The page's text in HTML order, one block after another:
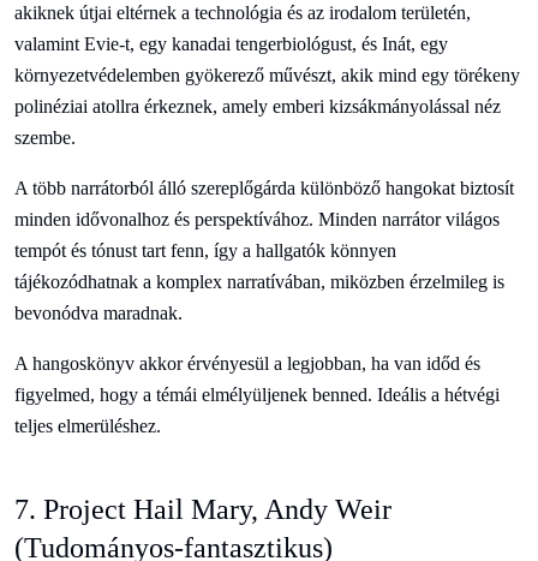
akiknek útjai eltérnek a technológia és az irodalom területén,
valamint Evie-t, egy kanadai tengerbiológust, és Inát, egy
környezetvédelemben gyökerező művészt, akik mind egy törékeny
polinéziai atollra érkeznek, amely emberi kizsákmányolással néz
szembe.
A több narrátorból álló szereplőgárda különböző hangokat biztosít
minden idővonalhoz és perspektívához. Minden narrátor világos
tempót és tónust tart fenn, így a hallgatók könnyen
tájékozódhatnak a komplex narratívában, miközben érzelmileg is
bevonódva maradnak.
A hangoskönyv akkor érvényesül a legjobban, ha van időd és
figyelmed, hogy a témái elmélyüljenek benned. Ideális a hétvégi
teljes elmerüléshez.
7. Project Hail Mary, Andy Weir
(Tudományos-fantasztikus)